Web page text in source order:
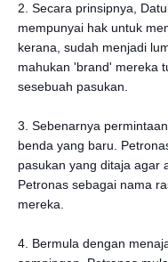
2. Secara prinsipnya,
mempunyai hak untuk
kerana, sudah menjadi
mahukan 'brand' mereka
sesebuah pasukan.
3. Sebenarnya
benda yang baru.
pasukan yang ditaja agar
Petronas sebagai nama
mereka.
4. Bermula dengan